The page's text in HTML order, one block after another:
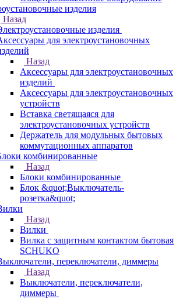
изделия
Назад
изделия
для электроустановочных
Назад
Аксессуары для электроустановочных
изделий
Аксессуары для электроустановочных
устройств
Вставка светящаяся для
электроустановочных устройств
Держатель для модульных бытовых
коммутационных аппаратов
комбинированные
Назад
Блоки комбинированные
Блок &quot;Выключатель-
розетка&quot;
Назад
Вилки
Вилка с защитным контактом бытовая
SCHUKO
переключатели, диммеры
Назад
Выключатели, переключатели,
диммеры